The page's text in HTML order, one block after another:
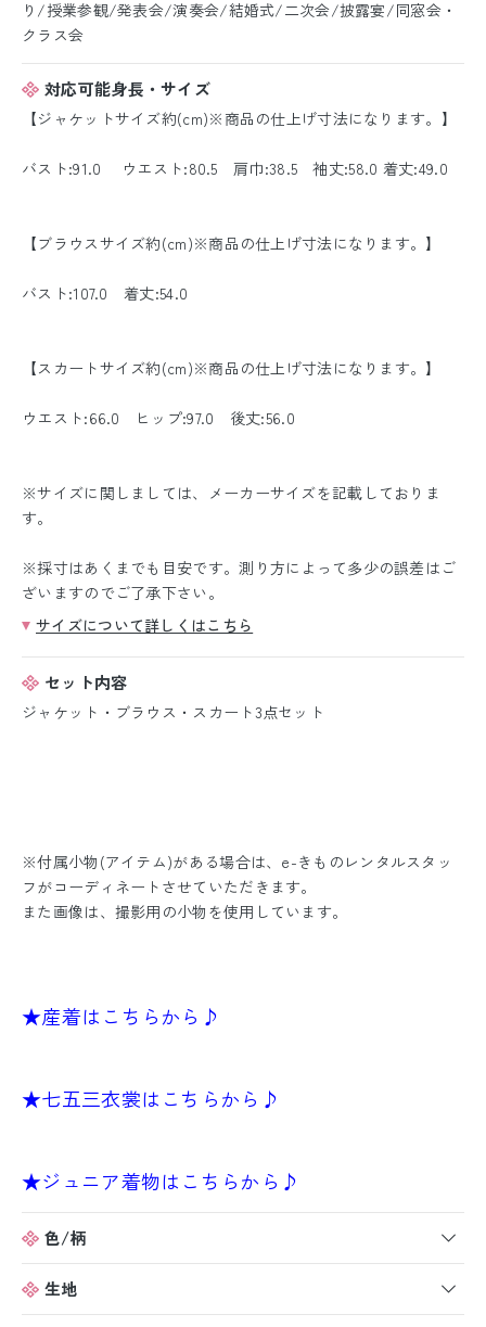
り/授業参観/発表会/演奏会/結婚式/二次会/披露宴/同窓会・
クラス会
対応可能身長・サイズ
【ジャケットサイズ約(cm)※商品の仕上げ寸法になります。】
バスト:91.0 ウエスト:80.5 肩巾:38.5 袖丈:58.0 着丈:49.0
【ブラウスサイズ約(cm)※商品の仕上げ寸法になります。】
バスト:107.0 着丈:54.0
【スカートサイズ約(cm)※商品の仕上げ寸法になります。】
ウエスト:66.0 ヒップ:97.0 後丈:56.0
※サイズに関しましては、メーカーサイズを記載しておりま
す。
※採寸はあくまでも目安です。測り方によって多少の誤差はご
ざいますのでご了承下さい。
サイズについて詳しくはこちら
セット内容
ジャケット・ブラウス・スカート3点セット
※付属小物(アイテム)がある場合は、e-きものレンタルスタッ
フがコーディネートさせていただきます。
また画像は、撮影用の小物を使用しています。
★産着はこちらから♪
★七五三衣裳はこちらから♪
★ジュニア着物はこちらから♪
色/柄
生地